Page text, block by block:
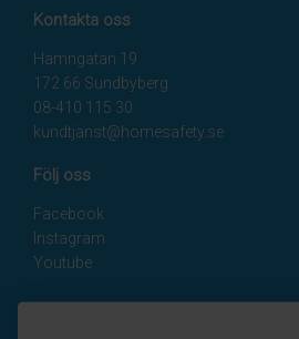
Kontakta oss
Hamngatan 19
172 66 Sundbyberg
08-410 115 30
kundtjanst@homesafety.se
Följ oss
Facebook
Instagram
Youtube